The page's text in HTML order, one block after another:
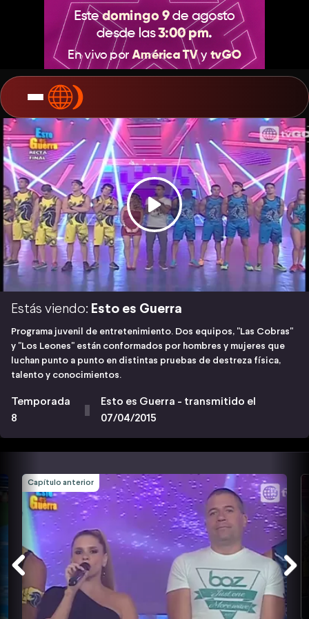
Estás viendo: Esto es Guerra
Programa juvenil de entretenimiento. Dos equipos, "Las Cobras"
y "Los Leones" están conformados por hombres y mujeres que
luchan punto a punto en distintas pruebas de destreza física,
talento y conocimientos.
Temporada
8
Esto es Guerra - transmitido el
07/04/2015
Capítulo anterior